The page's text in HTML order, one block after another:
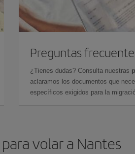
Preguntas
¿Tienes dudas? Consulta nuestras
aclaramos los documentos que
específicos exigidos para la
volar a Nantes